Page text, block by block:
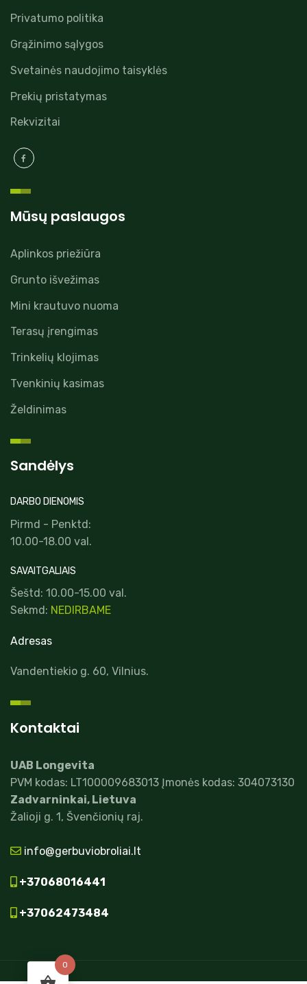
Privatumo politika
Grąžinimo sąlygos
Svetainės naudojimo taisyklės
Prekių pristatymas
Rekvizitai
Mūsų paslaugos
Aplinkos priežiūra
Grunto išvežimas
Mini krautuvo nuoma
Terasų įrengimas
Trinkelių klojimas
Tvenkinių kasimas
Želdinimas
Sandėlys
DARBO DIENOMIS
Pirmd - Penktd:
10.00-18.00 val.
SAVAITGALIAIS
Šeštd: 10.00-15.00 val.
Sekmd: NEDIRBAME
Adresas
Vandentiekio g. 60, Vilnius.
Kontaktai
UAB Longevita
PVM kodas: LT100009683013 Įmonės kodas: 304073130
Zadvarninkai, Lietuva
Žalioji g. 1, Švenčionių raj.
info@gerbuviobroliai.lt
+37068016441
+37062473484
0